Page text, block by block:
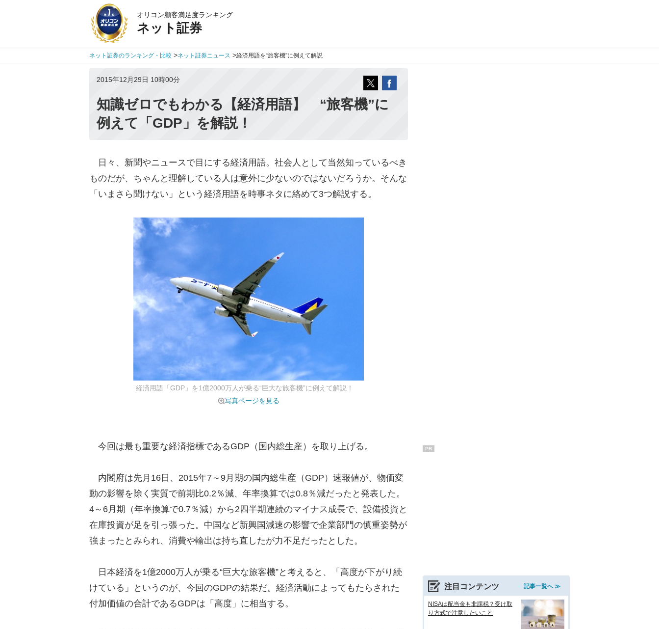
オリコン顧客満足度ランキング
ネット証券
ネット証券のランキング・比較 >ネット証券ニュース >経済用語を“旅客機”に例えて解説
2015年12月29日 10時00分
知識ゼロでもわかる【経済用語】 “旅客機”に
例えて「GDP」を解説！
日々、新聞やニュースで目にする経済用語。社会人として当然知っているべき
ものだが、ちゃんと理解している人は意外に少ないのではないだろうか。そんな
「いまさら聞けない」という経済用語を時事ネタに絡めて3つ解説する。
経済用語「GDP」を1億2000万人が乗る“巨大な旅客機”に例えて解説！
写真ページを見る
今回は最も重要な経済指標であるGDP（国内総生産）を取り上げる。
内閣府は先月16日、2015年7～9月期の国内総生産（GDP）速報値が、物価変
動の影響を除く実質で前期比0.2％減、年率換算では0.8％減だったと発表した。
4～6月期（年率換算で0.7％減）から2四半期連続のマイナス成長で、設備投資と
在庫投資が足を引っ張った。中国など新興国減速の影響で企業部門の慎重姿勢が
強まったとみられ、消費や輸出は持ち直したが力不足だったとした。
日本経済を1億2000万人が乗る“巨大な旅客機”と考えると、「高度が下がり続
けている」というのが、今回のGDPの結果だ。経済活動によってもたらされた
付加価値の合計であるGDPは「高度」に相当する。
PR
注目コンテンツ 記事一覧へ ≫
NISAは配当金も非課税？受け取
り方式で注意したいこと